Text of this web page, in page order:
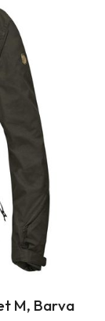
M, Barva